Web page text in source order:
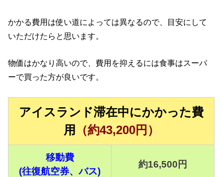
かかる費用は使い道によっては異なるので、目安にして
いただけたらと思います。
物価はかなり高いので、費用を抑えるには食事はスーパ
ーで買った方が良いです。
アイスランド滞在中にかかった費
用
（約43,200円）
移動費
(往復航空券、バス)
約16,500円